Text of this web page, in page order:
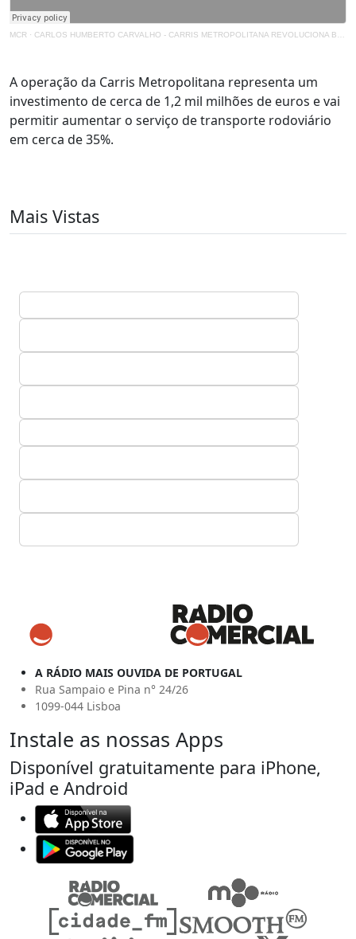
MCR · CARLOS HUMBERTO CARVALHO - CARRIS METROPOLITANA REVOLUCIONA BILHETES
A operação da Carris Metropolitana representa um
investimento de cerca de 1,2 mil milhões de euros e vai
permitir aumentar o serviço de transporte rodoviário
em cerca de 35%.
Mais Vistas
A RÁDIO MAIS OUVIDA DE PORTUGAL
Rua Sampaio e Pina n° 24/26
1099-044 Lisboa
Instale as nossas Apps
Disponível gratuitamente para iPhone,
iPad e Android